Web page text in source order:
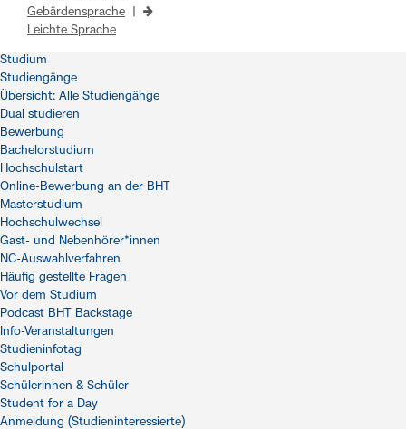
Gebärdensprache
Leichte Sprache
Studium
Studiengänge
Übersicht: Alle Studiengänge
Dual studieren
Bewerbung
Bachelorstudium
Hochschulstart
Online-Bewerbung an der BHT
Masterstudium
Hochschulwechsel
Gast- und Nebenhörer*innen
NC-Auswahlverfahren
Häufig gestellte Fragen
Vor dem Studium
Podcast BHT Backstage
Info-Veranstaltungen
Studieninfotag
Schulportal
Schülerinnen & Schüler
Student for a Day
Anmeldung (Studieninteressierte)